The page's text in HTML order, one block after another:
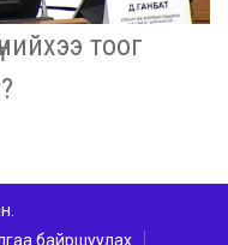
тоог
байршуулах